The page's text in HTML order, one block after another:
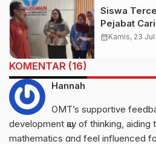
Siswa
Pejabat
Jalur
calendar_monthKamis, 23
KOMENTAR (16)
Hannah
OMT’s supportive
development ѡay of thinking, aiding
mathematics ɑnd feel influenced